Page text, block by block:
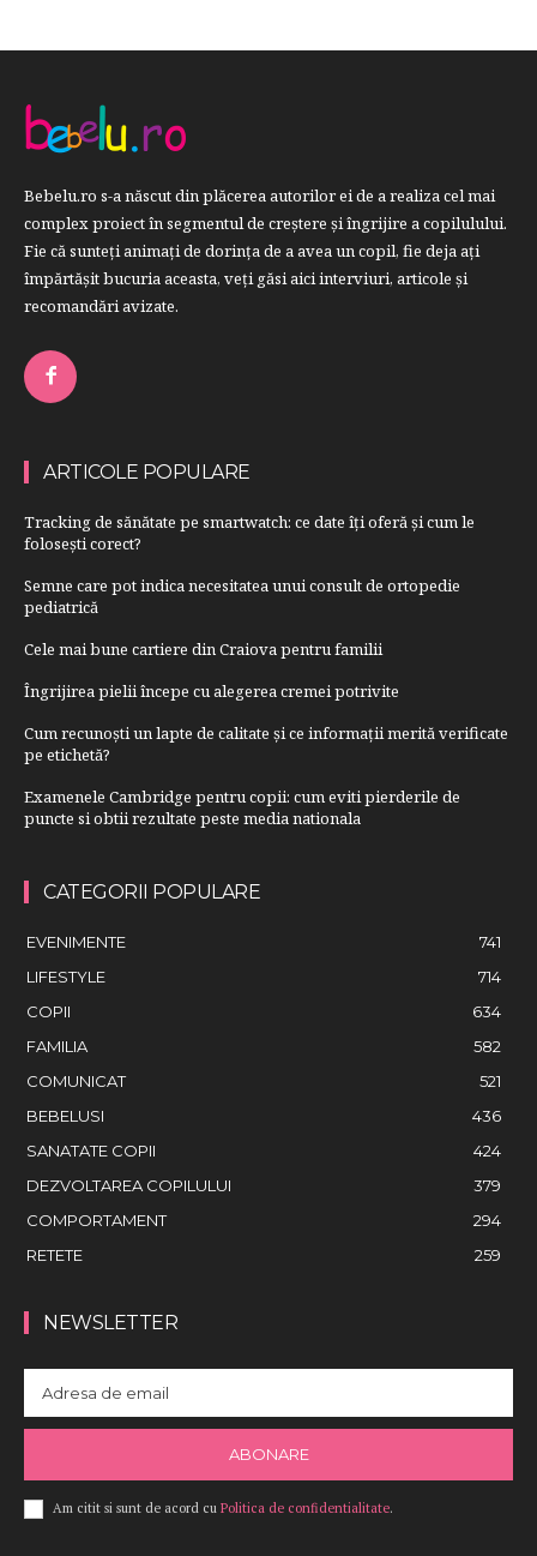
Bebelu.ro s-a născut din plăcerea autorilor ei de a realiza cel mai
complex proiect în segmentul de creştere şi îngrijire a copilulului.
Fie că sunteţi animaţi de dorinţa de a avea un copil, fie deja aţi
împărtăşit bucuria aceasta, veți găsi aici interviuri, articole şi
recomandări avizate.
ARTICOLE POPULARE
Tracking de sănătate pe smartwatch: ce date îți oferă și cum le
folosești corect?
Semne care pot indica necesitatea unui consult de ortopedie
pediatrică
Cele mai bune cartiere din Craiova pentru familii
Îngrijirea pielii începe cu alegerea cremei potrivite
Cum recunoști un lapte de calitate și ce informații merită verificate
pe etichetă?
Examenele Cambridge pentru copii: cum eviti pierderile de
puncte si obtii rezultate peste media nationala
CATEGORII POPULARE
EVENIMENTE
741
LIFESTYLE
714
COPII
634
FAMILIA
582
COMUNICAT
521
BEBELUSI
436
SANATATE COPII
424
DEZVOLTAREA COPILULUI
379
COMPORTAMENT
294
RETETE
259
NEWSLETTER
ABONARE
Am citit si sunt de acord cu Politica de confidentialitate.